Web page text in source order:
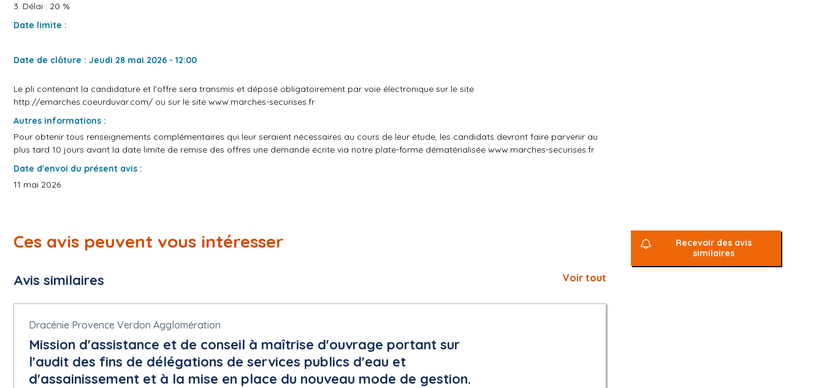
3. Délai : 20 %
Date limite :
Date de clôture : Jeudi 28 mai 2026 - 12:00
Le pli contenant la candidature et l'offre sera transmis et déposé obligatoirement par voie électronique sur le site
http://emarches.coeurduvar.com/ ou sur le site www.marches-securises.fr
Autres informations :
Pour obtenir tous renseignements complémentaires qui leur seraient nécessaires au cours de leur étude, les candidats devront faire parvenir au
plus tard 10 jours avant la date limite de remise des offres une demande écrite via notre plate-forme dématérialisée www.marches-securises.fr
Date d'envoi du présent avis :
11 mai 2026
Ces avis peuvent vous intéresser
Avis similaires Voir tout
Dracénie Provence Verdon Agglomération
Mission d'assistance et de conseil à maîtrise d'ouvrage portant sur
l'audit des fins de délégations de services publics d'eau et
d'assainissement et à la mise en place du nouveau mode de gestion.
Recevoir des avis
similaires